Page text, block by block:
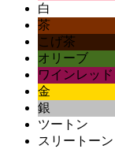
白
茶
こげ茶
オリーブ
ワインレッド
金
銀
ツートン
スリートーン